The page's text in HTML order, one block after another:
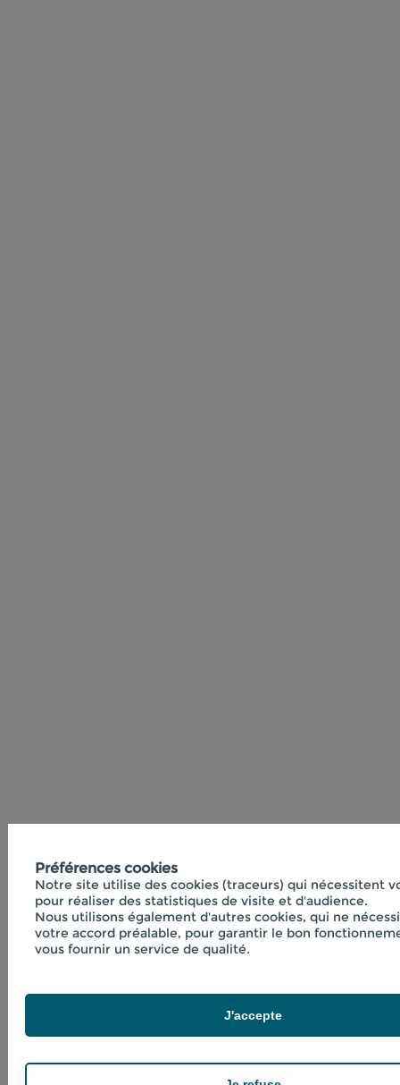
Préférences cookies
Notre site utilise des cookies (traceurs) qui nécessitent
pour réaliser des statistiques de visite et d'audience.
Nous utilisons également d'autres cookies, qui ne
votre accord préalable, pour garantir le bon
vous fournir un service de qualité.
J'accepte